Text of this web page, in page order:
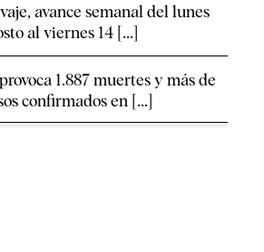
avance semanal del lunes
al viernes 14 [...]
1.887 muertes y más de
confirmados en [...]